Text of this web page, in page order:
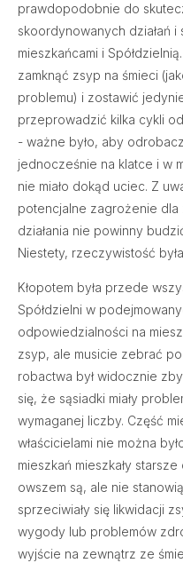
prawdopodobnie do
skoordynowanych działań
mieszkańcami i
zamknąć zsyp na śmieci
problemu) i zostawić
przeprowadzić kilka cykli
- ważne było, aby
jednocześnie na klatce i w
nie miało dokąd uciec. Z
potencjalne zagrożenie
działania nie powinny
Niestety, rzeczywistość
Kłopotem była przede
Spółdzielni w
odpowiedzialności na
zsyp, ale musicie zebrać
robactwa był widocznie
się, że sąsiadki miały
wymaganej liczby. Część
właścicielami nie można
mieszkań mieszkały
owszem są, ale nie
sprzeciwiały się likwidacji
wygody lub problemów
wyjście na zewnątrz ze